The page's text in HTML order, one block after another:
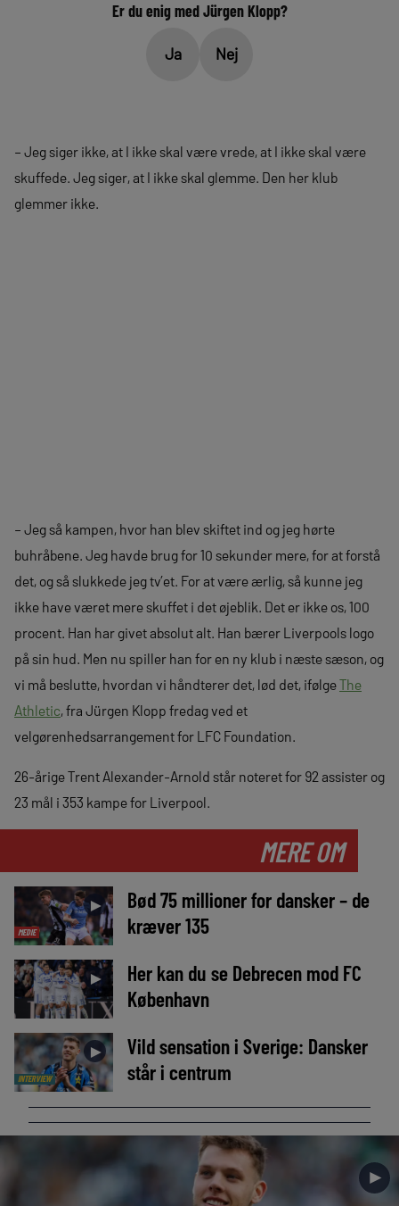
Er du enig med Jürgen Klopp?
Ja Nej
– Jeg siger ikke, at I ikke skal være vrede, at I ikke skal være
skuffede. Jeg siger, at I ikke skal glemme. Den her klub
glemmer ikke.
– Jeg så kampen, hvor han blev skiftet ind og jeg hørte
buhråbene. Jeg havde brug for 10 sekunder mere, for at forstå
det, og så slukkede jeg tv’et. For at være ærlig, så kunne jeg
ikke have været mere skuffet i det øjeblik. Det er ikke os, 100
procent. Han har givet absolut alt. Han bærer Liverpools logo
på sin hud. Men nu spiller han for en ny klub i næste sæson, og
vi må beslutte, hvordan vi håndterer det, lød det, ifølgeThe
Athletic, fra Jürgen Klopp fredag ved et
velgørenhedsarrangement for LFC Foundation.
26-årige Trent Alexander-Arnold står noteret for 92 assister og
23 mål i 353 kampe for Liverpool.
MERE OM
MEDIE
►
Bød 75 millioner for dansker – de
kræver 135
►
Her kan du se Debrecen mod FC
København
INTERVIEW
►
Vild sensation i Sverige: Dansker
står i centrum
►